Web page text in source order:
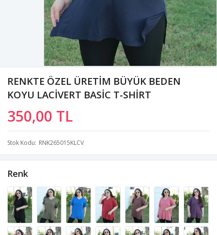
RENKTE ÖZEL ÜRETİM BÜYÜK BEDEN
KOYU LACİVERT BASİC T-SHİRT
350,00 TL
Stok Kodu RNK265015KLCV
Renk